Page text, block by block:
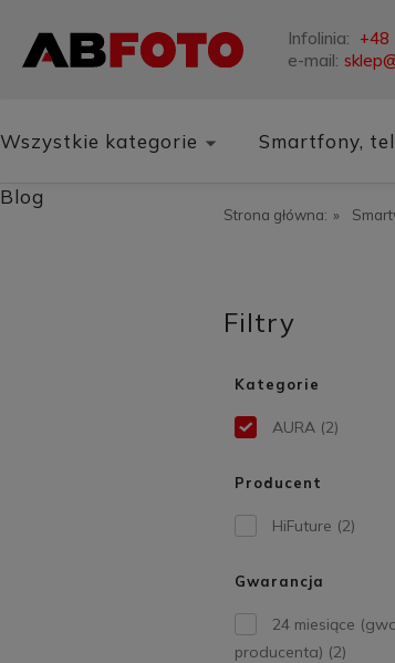
Infolinia: +48
e-mail:
Wszystkie kategorie Smartfony,
Blog
Strona główna: »
Filtry
Kategorie
AURA (2)
Producent
HiFuture (2)
Gwarancja
24 miesiące
producenta) (2)